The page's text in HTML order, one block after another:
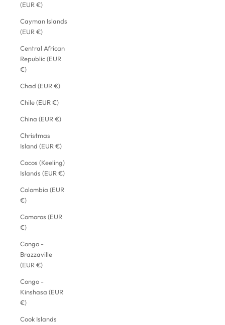
(EUR €)
Cayman Islands
(EUR €)
Central African
Republic (EUR
€)
Chad (EUR €)
Chile (EUR €)
China (EUR €)
Christmas
Island (EUR €)
Cocos (Keeling)
Islands (EUR €)
Colombia (EUR
€)
Comoros (EUR
€)
Congo -
Brazzaville
(EUR €)
Congo -
Kinshasa (EUR
€)
Cook Islands